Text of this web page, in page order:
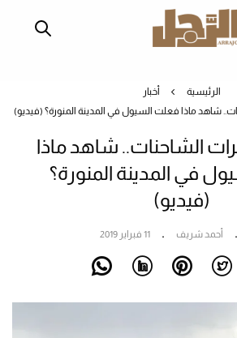
الرئيسية
أخبار
شاهد ماذا فعلت السيول في المدينة المنورة؟ (فيديو)
الشاحنات.. شاهد ماذا
في المدينة المنورة؟
(فيديو)
أحمد شريف 11 فبراير 2019